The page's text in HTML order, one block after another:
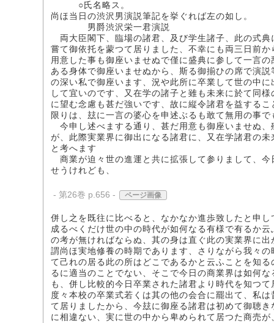
○氏名略ス。
尚ほ当日の渋沢男演説筆記を挙ぐれば左の如し。
男爵渋沢栄一君演説
両大臣閣下、臨場の諸君、及び学生諸子、此の式
嘗て御依托を蒙つて居りました、不幸にも両三日前
用意した事も御座いませぬで僅に盛典に参して一言
ある身体で御座いませぬから、斯る御揃ひの席で演
の深い私で御座います、況や此所に卒業して世の中
して宜いのです、又在学の諸子と雖も未来に於て同
に望む念慮も甚だ強いです、故に縦令諸君を益する
限りは、玆に一言の婆心を申述ぶるも敢て無用の事
今申し述べまする通り、甚だ用意も御座いませぬ
が、此際実業界に御出になる諸君に、又在学諸君の
と考へます
商業が迫々世の進運と共に拡張して参りまして、
せうけれども、
- 第26巻 p.656 - ページ画像
併し之を既往に比べると、なかなか進歩致したと申
成るべくだけ世の中の時代が如何なる有様で有るか
の考が無ければならぬ、其の身は直ぐ此の実業界に
謂尚ほ実地修養の時期であります、さりながら我々
て己れの居る此の所はどこであるかと云ふことを知
るに適当のことでない、そこで今日の商業界は如何
も、併し比較的今日卒業された諸君より時代を知つ
度々本校の卒業式若くは其の他の会合に罷出て、私
て居りましたから、今玆に御座る諸君は初めて御聴
に相違ない、実に世の中から卑められて居つた商売